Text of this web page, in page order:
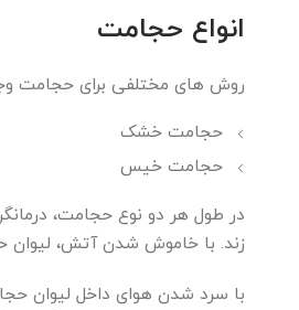
انواع حجامت
روش های مختلفی برای حجامت
حجامت خشک
حجامت خیس
در طول هر دو نوع حجامت،
زند. با خاموش شدن آتش، لیوان
با سرد شدن هوای داخل لیوان